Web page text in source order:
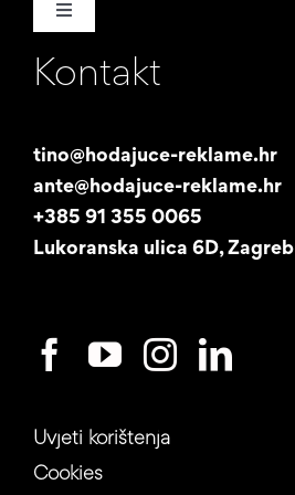
Toggle
Naša priča
Studentski posao
Kontakt
tino@hodajuce-reklame.hr
ante@hodajuce-reklame.hr
+385 91 355 0065
Lukoranska ulica 6D, Zagreb
Uvjeti korištenja
Cookies